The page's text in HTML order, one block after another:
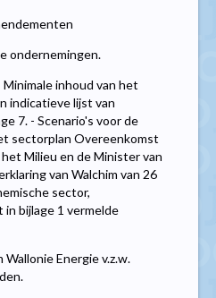
ondernemingen.
inhoud van het
indicatieve lijst van
7. - Scenario's voor de
sectorplan Overeenkomst
Milieu en de Minister van
van Walchim van 26
sector,
bijlage 1 vermelde
Energie v.z.w.